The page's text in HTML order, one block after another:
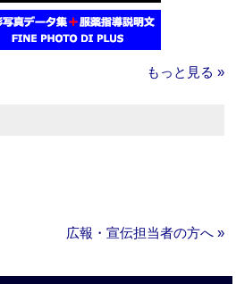
もっと見る »
広報・宣伝担当者の方へ »